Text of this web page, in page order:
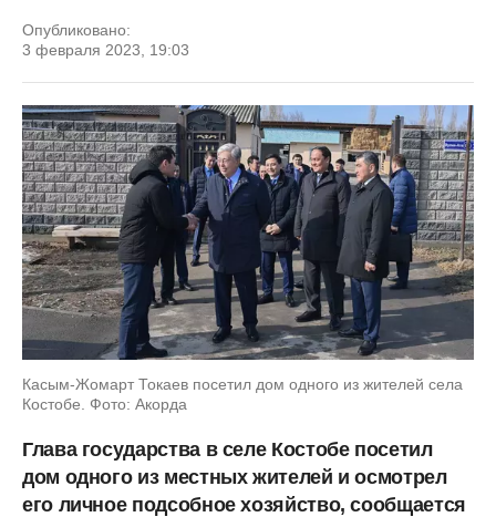
Опубликовано:
3 февраля 2023, 19:03
Касым-Жомарт Токаев посетил дом одного из жителей села
Костобе. Фото: Акорда
Глава государства в селе Костобе посетил
дом одного из местных жителей и осмотрел
его личное подсобное хозяйство, сообщается